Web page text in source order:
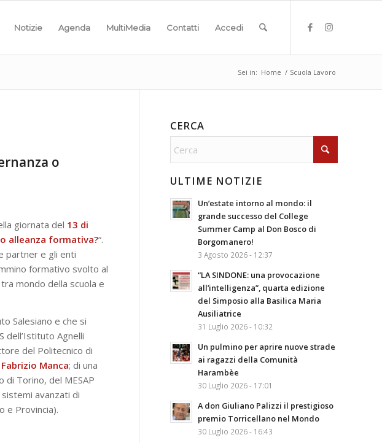
Notizie Agenda MultiMedia Contatti Accedi
Sei in: Home / Scuola Lavoro
o
giornata del 13 di
alleanza formativa?“.
partner e gli enti
formativo svolto al
mondo della scuola e
Salesiano e che si
dell’Istituto Agnelli
del Politecnico di
Fabrizio Manca; di una
di Torino, del MESAP
avanzati di
e Provincia).
CERCA
ULTIME NOTIZIE
Un’estate intorno al mondo: il
grande successo del College
Summer Camp al Don Bosco di
Borgomanero!
3 Agosto 2026 - 12:37
“LA SINDONE: una provocazione
all’intelligenza”, quarta edizione
del Simposio alla Basilica Maria
Ausiliatrice
31 Luglio 2026 - 10:32
Un pulmino per aprire nuove strade
ai ragazzi della Comunità
Harambèe
30 Luglio 2026 - 17:01
A don Giuliano Palizzi il prestigioso
premio Torricellano nel Mondo
30 Luglio 2026 - 16:43